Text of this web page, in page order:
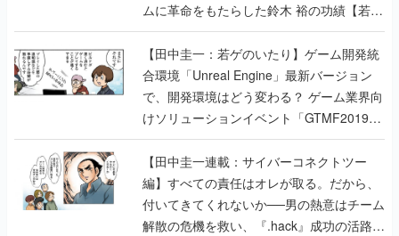
ムに革命をもたらした鈴木 裕の功績【若ゲ
のいたり】
【田中圭一：若ゲのいたり】ゲーム開発統
合環境「Unreal Engine」最新バージョン
で、開発環境はどう変わる？ ゲーム業界向
けソリューションイベント「GTMF2019」
に行って、より理解を深めよう【PR】
【田中圭一連載：サイバーコネクトツー
編】すべての責任はオレが取る。だから、
付いてきてくれないか──男の熱意はチーム
解散の危機を救い、『.hack』成功の活路を